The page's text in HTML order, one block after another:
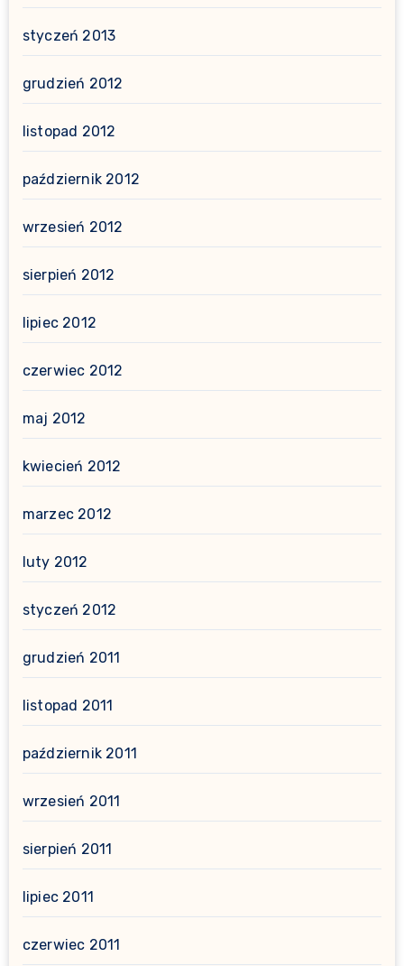
styczeń 2013
grudzień 2012
listopad 2012
październik 2012
wrzesień 2012
sierpień 2012
lipiec 2012
czerwiec 2012
maj 2012
kwiecień 2012
marzec 2012
luty 2012
styczeń 2012
grudzień 2011
listopad 2011
październik 2011
wrzesień 2011
sierpień 2011
lipiec 2011
czerwiec 2011